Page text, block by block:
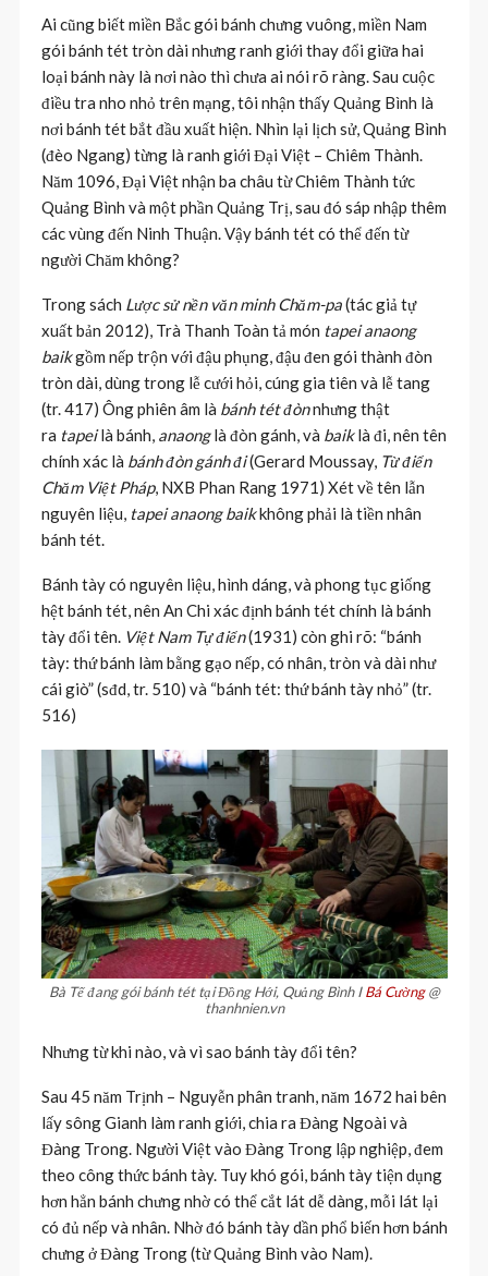
Ai cũng biết miền Bắc gói bánh chưng vuông, miền Nam
gói bánh tét tròn dài nhưng ranh giới thay đổi giữa hai
loại bánh này là nơi nào thì chưa ai nói rõ ràng. Sau cuộc
điều tra nho nhỏ trên mạng, tôi nhận thấy Quảng Bình là
nơi bánh tét bắt đầu xuất hiện. Nhìn lại lịch sử, Quảng Bình
(đèo Ngang) từng là ranh giới Đại Việt – Chiêm Thành.
Năm 1096, Đại Việt nhận ba châu từ Chiêm Thành tức
Quảng Bình và một phần Quảng Trị, sau đó sáp nhập thêm
các vùng đến Ninh Thuận. Vậy bánh tét có thể đến từ
người Chăm không?
Trong sách Lược sử nền văn minh Chăm-pa(tác giả tự
xuất bản 2012), Trà Thanh Toàn tả món tapei anaong
baikgồm nếp trộn với đậu phụng, đậu đen gói thành đòn
tròn dài, dùng trong lễ cưới hỏi, cúng gia tiên và lễ tang
(tr. 417) Ông phiên âm là bánh tét đònnhưng thật
ra tapeilà bánh, anaonglà đòn gánh, và baiklà đi, nên tên
chính xác là bánh đòn gánh đi(Gerard Moussay, Từ điển
Chăm Việt Pháp, NXB Phan Rang 1971) Xét về tên lẫn
nguyên liệu, tapei anaong baikkhông phải là tiền nhân
bánh tét.
Bánh tày có nguyên liệu, hình dáng, và phong tục giống
hệt bánh tét, nên An Chi xác định bánh tét chính là bánh
tày đổi tên. Việt Nam Tự điển(1931) còn ghi rõ: “bánh
tày: thứ bánh làm bằng gạo nếp, có nhân, tròn và dài như
cái giò” (sđd, tr. 510) và “bánh tét: thứ bánh tày nhỏ” (tr.
516)
Bà Tế đang gói bánh tét tại Đồng Hới, Quảng Bình IBá Cường@
thanhnien.vn
Nhưng từ khi nào, và vì sao bánh tày đổi tên?
Sau 45 năm Trịnh – Nguyễn phân tranh, năm 1672 hai bên
lấy sông Gianh làm ranh giới, chia ra Đàng Ngoài và
Đàng Trong. Người Việt vào Đàng Trong lập nghiệp, đem
theo công thức bánh tày. Tuy khó gói, bánh tày tiện dụng
hơn hẳn bánh chưng nhờ có thể cắt lát dễ dàng, mỗi lát lại
có đủ nếp và nhân. Nhờ đó bánh tày dần phổ biến hơn bánh
chưng ở Đàng Trong (từ Quảng Bình vào Nam).